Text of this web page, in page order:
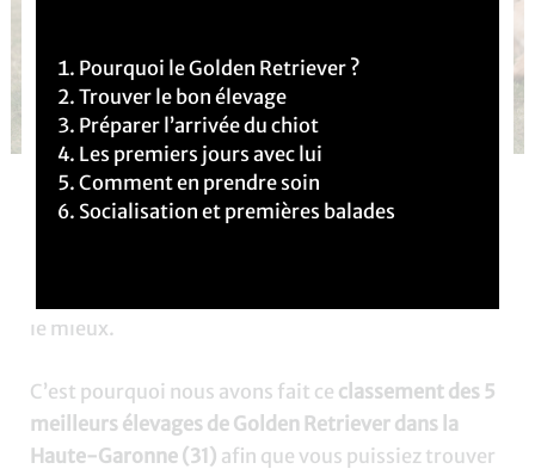
Vous souhaitez adopter un chiot
Golden Retriever
dans le département de la
le mieux.
C’est pourquoi nous avons fait ce classement des 5
meilleurs élevages de Golden Retriever dans la
Haute-Garonne (31) afin que vous puissiez trouver
Pourquoi le Golden Retriever ?
Trouver le bon élevage
Préparer l’arrivée du chiot
Les premiers jours avec lui
Comment en prendre soin
Socialisation et premières balades